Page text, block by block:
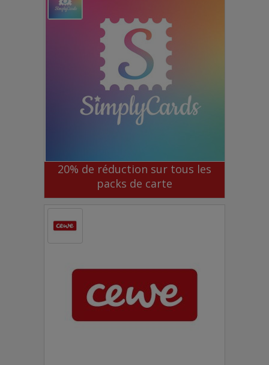
20% de réduction sur tous les
packs de carte